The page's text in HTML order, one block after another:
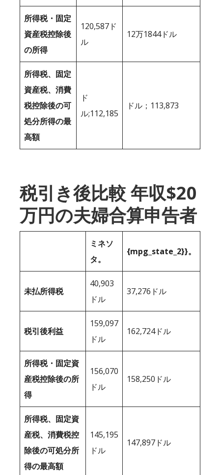
所得税・固定
資産税控除後
の所得
120,587ド
ル
12万1844ドル
所得税、固定
資産税、消費
税控除後の可
処分所得の最
高額
ド
ル;112,185
ドル；113,873
税引き後比較 年収$20
万円の夫婦合算申告者
ミネソ
タ。
{mpg_state_2}}。
未払所得税
40,903
ドル
37,276ドル
税引後利益
159,097
ドル
162,724ドル
所得税・固定資
産税控除後の所
得
156,070
ドル
158,250ドル
所得税、固定資
産税、消費税控
除後の可処分所
得の最高額
145,195
ドル
147,897ドル